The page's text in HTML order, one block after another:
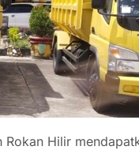
Hilir